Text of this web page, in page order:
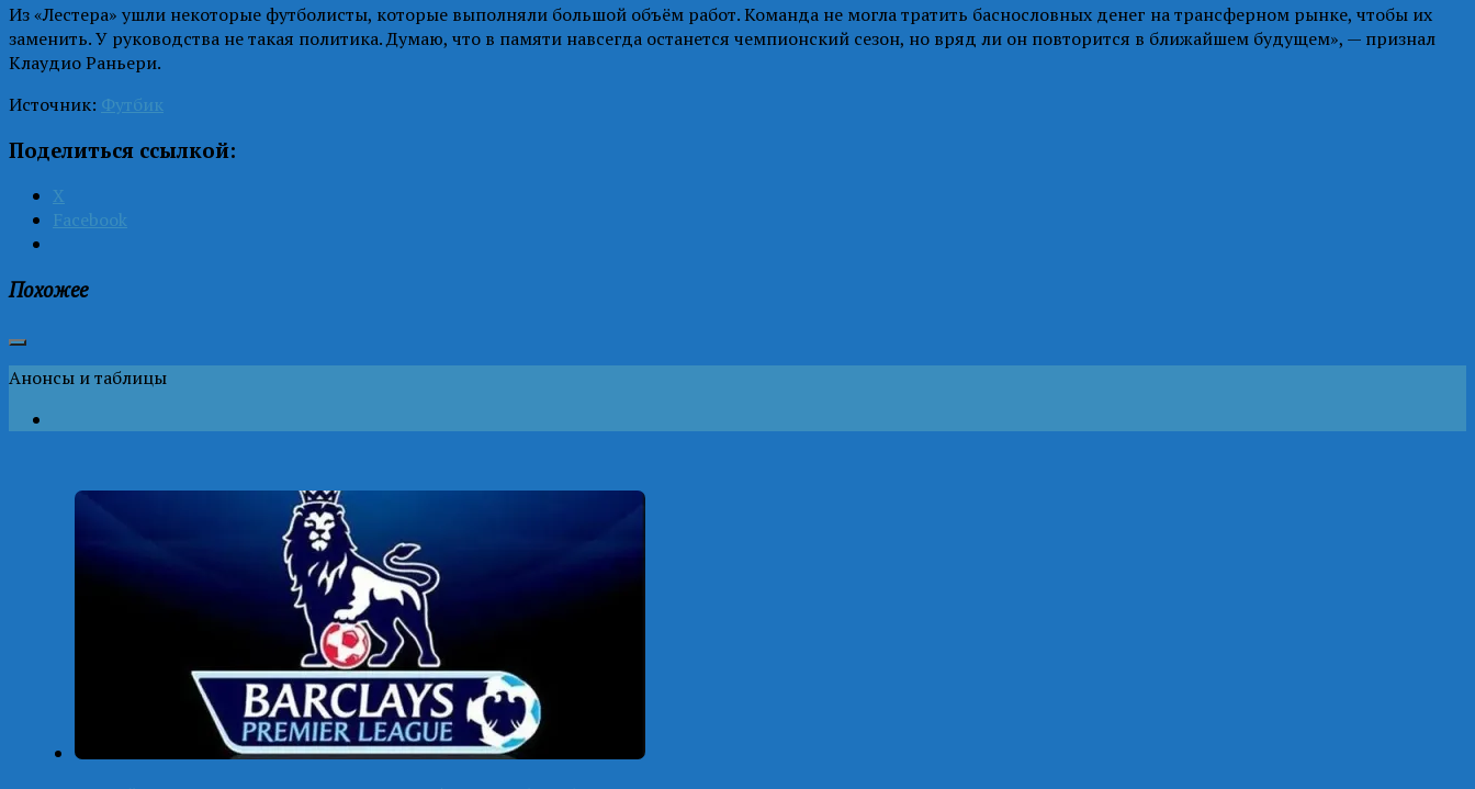
Из «Лестера» ушли некоторые футболисты, которые выполняли большой объём работ. Команда не могла тратить баснословных денег на трансферном рынке, чтобы их
заменить. У руководства не такая политика. Думаю, что в памяти навсегда останется чемпионский сезон, но вряд ли он повторится в ближайшем будущем», — признал
Клаудио Раньери.
Источник: Футбик
Поделиться ссылкой:
X
Facebook
Похожее
Анонсы и таблицы